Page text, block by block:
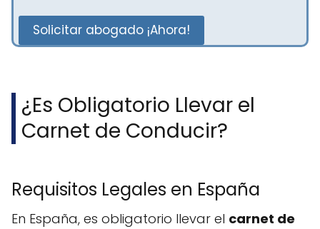
Solicitar abogado ¡Ahora!
¿Es Obligatorio Llevar el
Carnet de Conducir?
Requisitos Legales en España
En España, es obligatorio llevar el carnet de